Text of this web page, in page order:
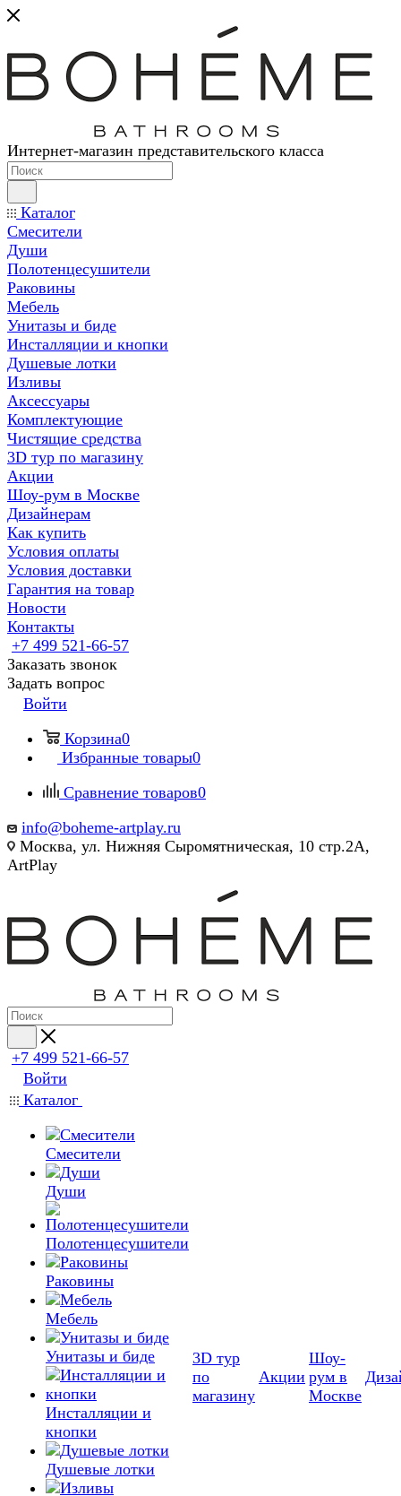
Интернет-магазин представительского класса
Каталог
Смесители
Души
Полотенцесушители
Раковины
Мебель
Унитазы и биде
Инсталляции и кнопки
Душевые лотки
Изливы
Аксессуары
Комплектующие
Чистящие средства
3D тур по магазину
Акции
Шоу-рум в Москве
Дизайнерам
Как купить
Условия оплаты
Условия доставки
Гарантия на товар
Новости
Контакты
+7 499 521-66-57
Заказать звонок
Задать вопрос
Войти
Корзина0
Избранные товары0
Сравнение товаров0
info@boheme-artplay.ru
Москва, ул. Нижняя Сыромятническая, 10 стр.2А,
ArtPlay
+7 499 521-66-57
Войти
Каталог
Смесители
Души
Полотенцесушители
Раковины
Мебель
Унитазы и биде
Инсталляции и
кнопки
Душевые лотки
3D тур
по
магазину
Акции
Шоу-
рум в
Москве